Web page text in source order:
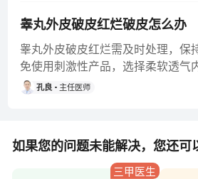
睾丸外皮破皮红烂破皮怎么办
睾丸外皮破皮红烂需及时处理，保
免使用刺激性产品，选择柔软透气
据病因，遵医嘱使用药膏或
孔良 主任医师
如果您的问题未能解决，您还可
三甲医生